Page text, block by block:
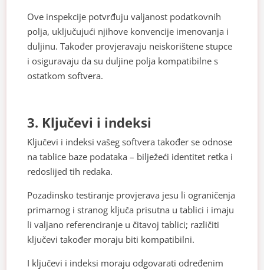
Ove inspekcije potvrđuju valjanost podatkovnih
polja, uključujući njihove konvencije imenovanja i
duljinu. Također provjeravaju neiskorištene stupce
i osiguravaju da su duljine polja kompatibilne s
ostatkom softvera.
3. Ključevi i indeksi
Ključevi i indeksi vašeg softvera također se odnose
na tablice baze podataka – bilježeći identitet retka i
redoslijed tih redaka.
Pozadinsko testiranje provjerava jesu li ograničenja
primarnog i stranog ključa prisutna u tablici i imaju
li valjano referenciranje u čitavoj tablici; različiti
ključevi također moraju biti kompatibilni.
I ključevi i indeksi moraju odgovarati određenim